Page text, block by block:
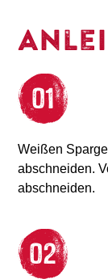
Weißen
abschneiden.
abschneiden.